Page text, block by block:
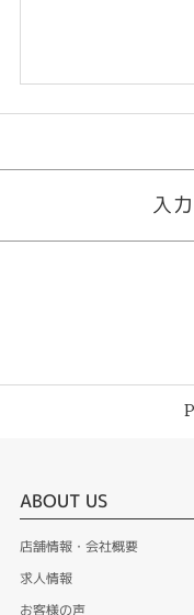
ABOUT US
店舗情報・会社概要
求人情報
お客様の声